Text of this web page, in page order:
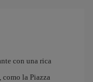
con una rica
la Piazza